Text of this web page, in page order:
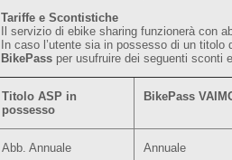
Tariffe e Scontistiche
Il servizio di ebike sharing funzionerà con
In caso l’utente sia in possesso di un
BikePassper usufruire dei seguenti sconti
Titolo ASP in
possesso
BikePass
Abb. Annuale Annuale